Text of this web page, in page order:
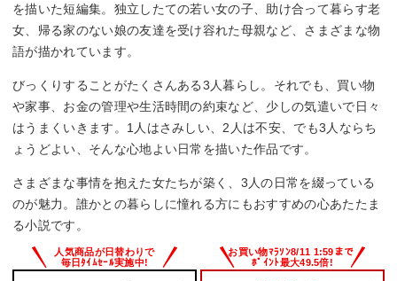
を描いた短編集。独立したての若い女の子、助け合って暮らす老
女、帰る家のない娘の友達を受け容れた母親など、さまざまな物
語が描かれています。
びっくりすることがたくさんある3人暮らし。それでも、買い物
や家事、お金の管理や生活時間の約束など、少しの気遣いで日々
はうまくいきます。1人はさみしい、2人は不安、でも3人ならち
ょうどよい、そんな心地よい日常を描いた作品です。
さまざまな事情を抱えた女たちが築く、3人の日常を綴っている
のが魅力。誰かとの暮らしに憧れる方にもおすすめの心あたたま
る小説です。